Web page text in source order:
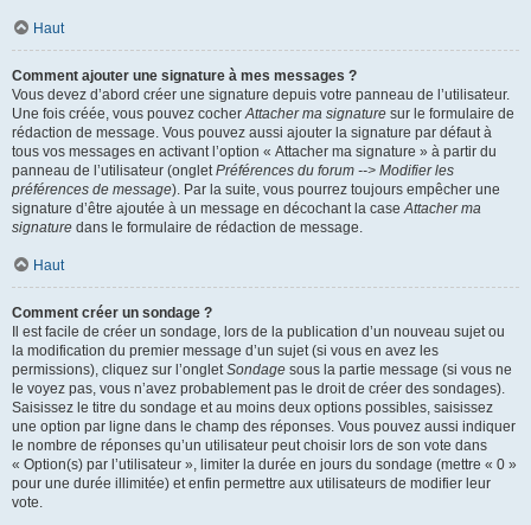
Haut
Comment ajouter une signature à mes messages ?
Vous devez d’abord créer une signature depuis votre panneau de l’utilisateur.
Une fois créée, vous pouvez cocherAttacher ma signature sur le formulaire de
rédaction de message. Vous pouvez aussi ajouter la signature par défaut à
tous vos messages en activant l’option « Attacher ma signature » à partir du
panneau de l’utilisateur (ongletPréférences du forum --> Modifier les
préférences de message). Par la suite, vous pourrez toujours empêcher une
signature d’être ajoutée à un message en décochant la caseAttacher ma
signature dans le formulaire de rédaction de message.
Haut
Comment créer un sondage ?
Il est facile de créer un sondage, lors de la publication d’un nouveau sujet ou
la modification du premier message d’un sujet (si vous en avez les
permissions), cliquez sur l’ongletSondage sous la partie message (si vous ne
le voyez pas, vous n’avez probablement pas le droit de créer des sondages).
Saisissez le titre du sondage et au moins deux options possibles, saisissez
une option par ligne dans le champ des réponses. Vous pouvez aussi indiquer
le nombre de réponses qu’un utilisateur peut choisir lors de son vote dans
« Option(s) par l’utilisateur », limiter la durée en jours du sondage (mettre « 0 »
pour une durée illimitée) et enfin permettre aux utilisateurs de modifier leur
vote.